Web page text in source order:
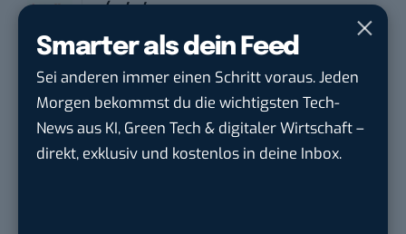
Smarter als dein Feed
Sei anderen immer einen Schritt voraus. Jeden
Morgen bekommst du die wichtigsten Tech-
News aus KI, Green Tech & digitaler Wirtschaft –
direkt, exklusiv und kostenlos in deine Inbox.
(m/w/...
Instaffo GmbH in Karlsruhe
Marketing Manager – Content
Marketing /...
Acura Fachklinik GmbHinAlbstadt